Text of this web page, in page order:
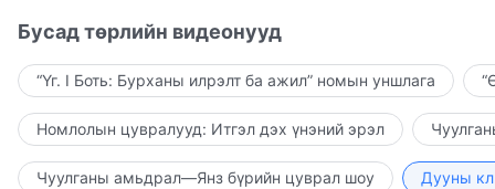
Бусад төрлийн видеонууд
“Үг. I Боть: Бурханы илрэлт ба ажил” номын уншлага
Номлолын цувралууд: Итгэл дэх үнэний эрэл
Чуулганы амьдрал—Янз бүрийн цуврал шоу Дууны